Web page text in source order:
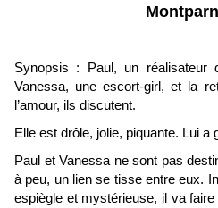
Synopsis : Paul, un réalisateur
Vanessa, une escort-girl, et la
l’amour, ils discutent.
Elle est drôle, jolie, piquante. Lui a
Paul et Vanessa ne sont pas
à peu, un lien se tisse entre eux.
espiègle et mystérieuse, il va